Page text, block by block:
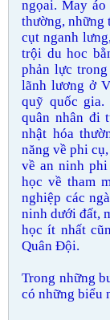
ngọai. May
thường, những
cụt nganh
trội du hoc
phản lực
lãnh lương ở
quỹ quốc gia.
quân nhân đi
nhật hóa
năng về phi
về an ninh
học về tham
nghiệp các
ninh dưới đất,
học ít nhất
Quân Đội.
Trong những
có những biểu